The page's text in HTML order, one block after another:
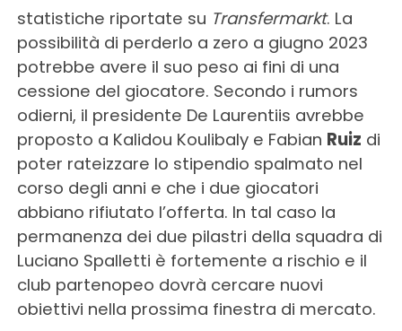
statistiche riportate su Transfermarkt. La
possibilità di perderlo a zero a giugno 2023
potrebbe avere il suo peso ai fini di una
cessione del giocatore. Secondo i rumors
odierni, il presidente De Laurentiis avrebbe
proposto a Kalidou Koulibaly e Fabian Ruiz di
poter rateizzare lo stipendio spalmato nel
corso degli anni e che i due giocatori
abbiano rifiutato l’offerta. In tal caso la
permanenza dei due pilastri della squadra di
Luciano Spalletti è fortemente a rischio e il
club partenopeo dovrà cercare nuovi
obiettivi nella prossima finestra di mercato.